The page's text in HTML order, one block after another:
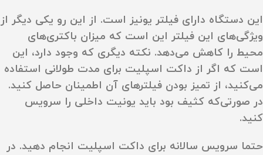
این دستگاه دارای فیلتر یونیز است. از این رو یکی دیگر از
ویژگی‌های این فیلتر این است که میزان باکتری‌های
محیط را کاهش می‌دهد. نکته دیگری که وجود دارد، این
است که اگر از داکت اسپلیت برای مدت طولانی استفاده
می‌کنید، از تمیز بودن فیلترهای آن اطمینان حاصل کنید.
در صورتی‌که کثیف بود باید یونیت داخلی را سرویس
کنید.
حتما سرویس سالانه برای داکت اسپلیت انجام دهید. در